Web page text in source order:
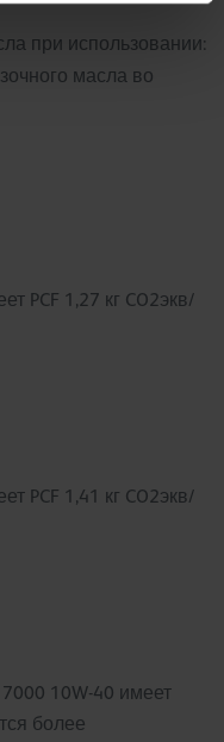
при использовании:
масла во
PCF 1,27 кг CO2экв/
PCF 1,41 кг CO2экв/
10W-40 имеет
более